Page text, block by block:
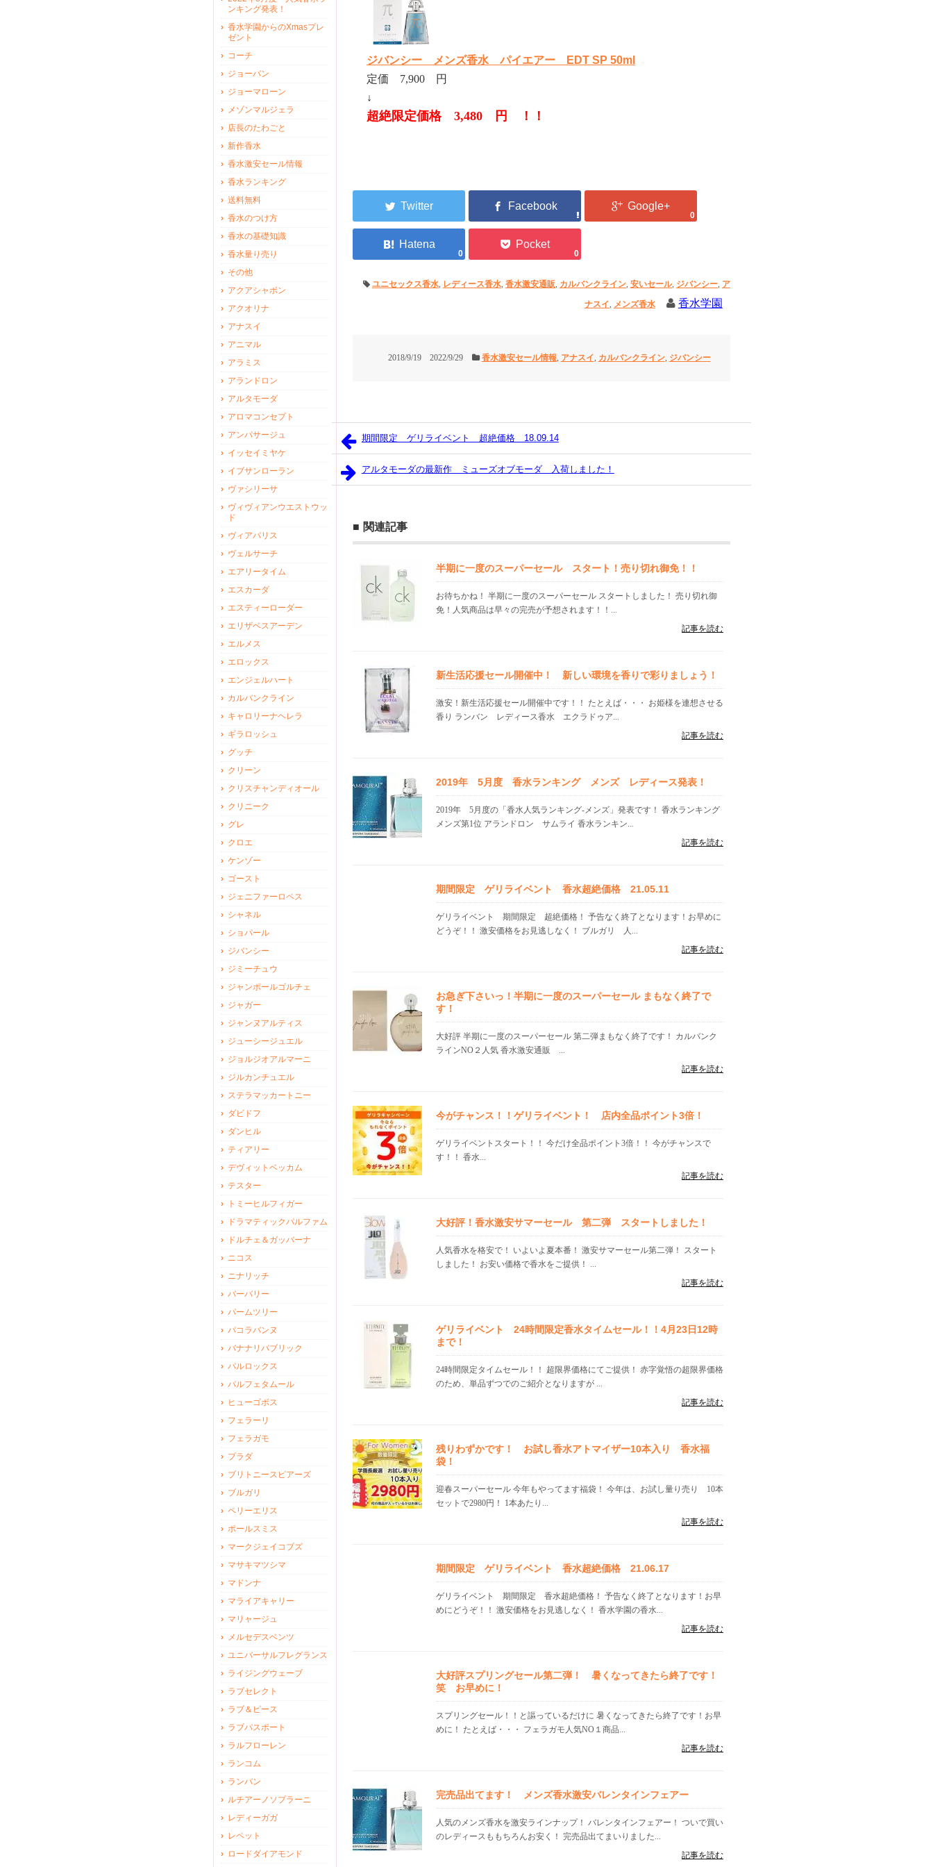
ジバンシー メンズ香水 パイエアー EDT SP 50ml
定価 7,900 円
↓
超絶限定価格 3,480 円 ！！
0
0 0
ユニセックス香水, レディース香水, 香水激安通販, カルバンクライン, 安いセール, ジバンシー, ア
ナスイ, メンズ香水 香水学園
2018/9/19 2022/9/29 香水激安セール情報, アナスイ, カルバンクライン, ジバンシー
期間限定 ゲリライベント 超絶価格 18.09.14
アルタモーダの最新作 ミューズオブモーダ 入荷しました！
関連記事
半期に一度のスーパーセール スタート！売り切れ御免！！
お待ちかね！ 半期に一度のスーパーセール スタートしました！ 売り切れ御
免！人気商品は早々の完売が予想されます！！...
記事を読む
新生活応援セール開催中！ 新しい環境を香りで彩りましょう！
激安！新生活応援セール開催中です！！ たとえば・・・ お姫様を連想させる
香り ランバン レディース香水 エクラドゥア...
記事を読む
2019年 5月度 香水ランキング メンズ レディース発表！
2019年 5月度の「香水人気ランキング-メンズ」発表です！ 香水ランキング
メンズ第1位 アランドロン サムライ 香水ランキン...
記事を読む
期間限定 ゲリライベント 香水超絶価格 21.05.11
ゲリライベント 期間限定 超絶価格！ 予告なく終了となります！お早めに
どうぞ！！ 激安価格をお見逃しなく！ ブルガリ 人...
記事を読む
お急ぎ下さいっ！半期に一度のスーパーセール まもなく終了で
す！
大好評 半期に一度のスーパーセール 第二弾まもなく終了です！ カルバンク
ラインNO２人気 香水激安通販 ...
記事を読む
今がチャンス！！ゲリライベント！ 店内全品ポイント3倍！
ゲリライベントスタート！！ 今だけ全品ポイント3倍！！ 今がチャンスで
す！！ 香水...
記事を読む
大好評！香水激安サマーセール 第二弾 スタートしました！
人気香水を格安で！ いよいよ夏本番！ 激安サマーセール第二弾！ スタート
しました！ お安い価格で香水をご提供！ ...
記事を読む
ゲリライベント 24時間限定香水タイムセール！！4月23日12時
まで！
24時間限定タイムセール！！ 超限界価格にてご提供！ 赤字覚悟の超限界価格
のため、単品ずつでのご紹介となりますが ...
記事を読む
残りわずかです！ お試し香水アトマイザー10本入り 香水福
袋！
迎春スーパーセール 今年もやってます福袋！ 今年は、お試し量り売り 10本
セットで2980円！ 1本あたり...
記事を読む
期間限定 ゲリライベント 香水超絶価格 21.06.17
ゲリライベント 期間限定 香水超絶価格！ 予告なく終了となります！お早
めにどうぞ！！ 激安価格をお見逃しなく！ 香水学園の香水...
記事を読む
大好評スプリングセール第二弾！ 暑くなってきたら終了です！
笑 お早めに！
スプリングセール！！と謳っているだけに 暑くなってきたら終了です！お早
めに！ たとえば・・・ フェラガモ人気NO１商品...
記事を読む
完売品出てます！ メンズ香水激安バレンタインフェアー
人気のメンズ香水を激安ラインナップ！ バレンタインフェアー！ ついで買い
のレディースももちろんお安く！ 完売品出てまいりました...
記事を読む
ンキング発表！
香水学園からのXmasプレ
ゼント
コーチ
ジョーバン
ジョーマローン
メゾンマルジェラ
店長のたわごと
新作香水
香水激安セール情報
香水ランキング
送料無料
香水のつけ方
香水の基礎知識
香水量り売り
その他
アクアシャボン
アクオリナ
アナスイ
アニマル
アラミス
アランドロン
アルタモーダ
アロマコンセプト
アンパサージュ
イッセイミヤケ
イブサンローラン
ヴァシリーサ
ヴィヴィアンウエストウッ
ド
ヴィアパリス
ヴェルサーチ
エアリータイム
エスカーダ
エスティーローダー
エリザベスアーデン
エルメス
エロックス
エンジェルハート
カルバンクライン
キャロリーナヘレラ
ギラロッシュ
グッチ
クリーン
クリスチャンディオール
クリニーク
グレ
クロエ
ケンゾー
ゴースト
ジェニファーロペス
シャネル
ショパール
ジバンシー
ジミーチュウ
ジャンポールゴルチェ
ジャガー
ジャンヌアルティス
ジューシージュエル
ジョルジオアルマーニ
ジルカンチュエル
ステラマッカートニー
ダビドフ
ダンヒル
ティアリー
デヴィットベッカム
テスター
トミーヒルフィガー
ドラマティックパルファム
ドルチェ＆ガッバーナ
ニコス
ニナリッチ
バーバリー
パームツリー
パコラバンヌ
バナナリパブリック
パルロックス
パルフェタムール
ヒューゴボス
フェラーリ
フェラガモ
プラダ
ブリトニースピアーズ
ブルガリ
ペリーエリス
ポールスミス
マークジェイコブズ
マサキマツシマ
マドンナ
マライアキャリー
マリャージュ
メルセデスベンツ
ユニバーサルフレグランス
ライジングウェーブ
ラブセレクト
ラブ＆ピース
ラブパスポート
ラルフローレン
ランコム
ランバン
ルチアーノソプラーニ
レディーガガ
レペット
ロードダイアモンド